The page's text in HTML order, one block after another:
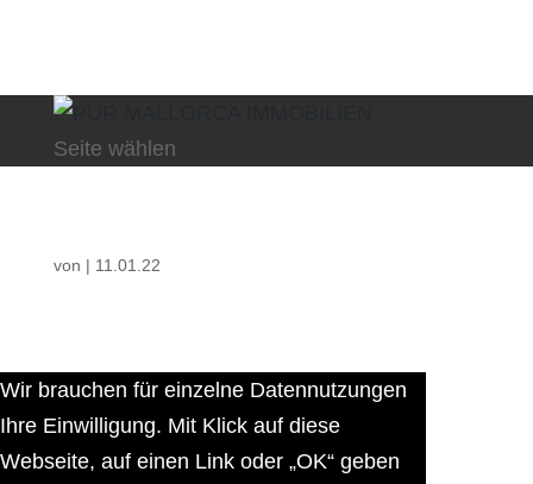
Seite wählen
von | 11.01.22
Wir brauchen für einzelne Datennutzungen
Ihre Einwilligung. Mit Klick auf diese
Webseite, auf einen Link oder „OK“ geben